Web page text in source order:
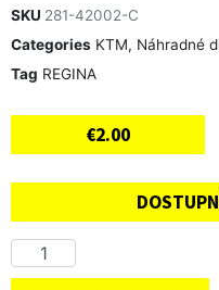
SKU 281-42002-C
Categories KTM, Náhradné
Tag REGINA
€2.00